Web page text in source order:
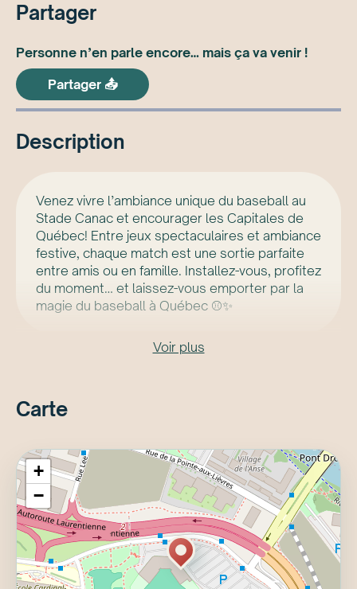
Partager
Personne n’en parle encore… mais ça va venir !
Partager 📤
Description
Venez vivre l’ambiance unique du baseball au
Stade Canac et encourager les Capitales de
Québec! Entre jeux spectaculaires et ambiance
festive, chaque match est une sortie parfaite
entre amis ou en famille. Installez-vous, profitez
du moment… et laissez-vous emporter par la
magie du baseball à Québec ⚾✨
Voir plus
Carte
+
−